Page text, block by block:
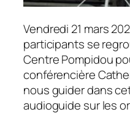
Vendredi 21 mars
participants se
Centre Pompidou
conférencière
nous guider dans
audioguide sur les